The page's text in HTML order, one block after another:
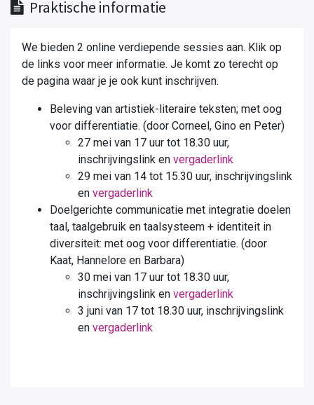
Praktische informatie
We bieden 2 online verdiepende sessies aan. Klik op
de links voor meer informatie. Je komt zo terecht op
de pagina waar je je ook kunt inschrijven.
Beleving van artistiek-literaire teksten; met oog
voor differentiatie. (door Corneel, Gino en Peter)
27 mei van 17 uur tot 18.30 uur,
inschrijvingslink en vergaderlink
29 mei van 14 tot 15.30 uur, inschrijvingslink
en vergaderlink
Doelgerichte communicatie met integratie doelen
taal, taalgebruik en taalsysteem + identiteit in
diversiteit: met oog voor differentiatie. (door
Kaat, Hannelore en Barbara)
30 mei van 17 uur tot 18.30 uur,
inschrijvingslink en vergaderlink
3 juni van 17 tot 18.30 uur, inschrijvingslink
en vergaderlink